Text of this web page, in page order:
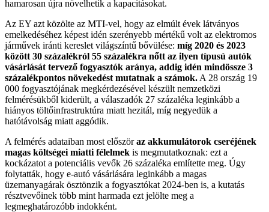
hamarosan újra növelhetik a kapacitásokat.
Az EY azt közölte az MTI-vel, hogy az elmúlt évek látványos
emelkedéséhez képest idén szerényebb mértékű volt az elektromos
járművek iránti kereslet világszíntű bővülése: míg 2020 és 2023
között 30 százalékról 55 százalékra nőtt az ilyen típusú autók
vásárlását tervező fogyasztók aránya, addig idén mindössze 3
százalékpontos növekedést mutatnak a számok. A 28 ország 19
000 fogyasztójának megkérdezésével készült nemzetközi
felmérésükből kiderült, a válaszadók 27 százaléka leginkább a
hiányos töltőinfrastruktúra miatt hezitál, míg negyedük a
hatótávolság miatt aggódik.
A felmérés adataiban most előszöraz akkumulátorok cseréjének
magas költségei miatti félelmek is megmutatkoznak: ezt a
kockázatot a potenciális vevők 26 százaléka említette meg. Úgy
folytatták, hogy e-autó vásárlására leginkább a magas
üzemanyagárak ösztönzik a fogyasztókat 2024-ben is, a kutatás
résztvevőinek több mint harmada ezt jelölte meg a
legmeghatározóbb indokként.